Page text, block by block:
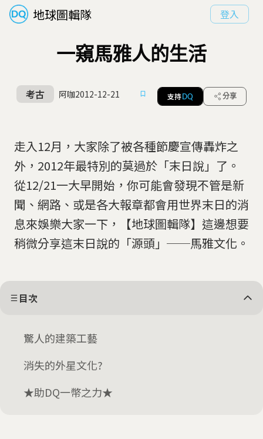
地球圖輯隊 登入
一窺馬雅人的生活
考古 阿咖2012-12-21 支持 DQ 分享
走入12月，大家除了被各種節慶宣傳轟炸之
外，2012年最特別的莫過於「末日說」了。
從12/21一大早開始，你可能會發現不管是新
聞、網路、或是各大報章都會用世界末日的消
息來娛樂大家一下，【地球圖輯隊】這邊想要
稍微分享這末日說的「源頭」──馬雅文化。
目次
驚人的建築工藝
消失的外星文化?
★助DQ一幣之力★